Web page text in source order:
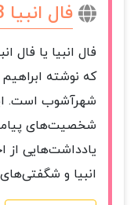
فال انبیا 23 شهریور 1402
فال انبیا یا فال
که نوشته
شهرآشوب است.
شخصیت‌های
یادداشت‌هایی از
انبیا و